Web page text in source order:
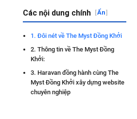
Các nội dung chính [Ẩn]
1. Đôi nét về The Myst Đồng Khởi
2. Thông tin về The Myst Đồng
Khởi:
3. Haravan đồng hành cùng The
Myst Đồng Khởi xây dựng website
chuyên nghiệp